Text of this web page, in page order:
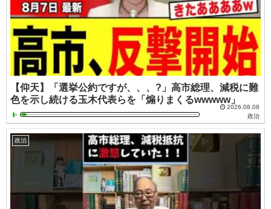
【仰天】「選挙公約ですが、、、?」高市総理、減税に難
色を示し続ける玉木代表らを「煽りまくるwwwww」
2026.08.08
政治
政治